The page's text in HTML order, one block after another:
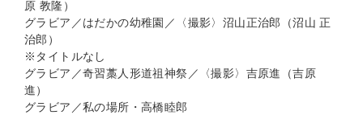
原 教隆）
グラビア／はだかの幼稚園／〈撮影〉沼山正治郎（沼山 正
治郎）
※タイトルなし
グラビア／奇習藁人形道祖神祭／〈撮影〉吉原進（吉原
進）
グラビア／私の場所・高橋睦郎